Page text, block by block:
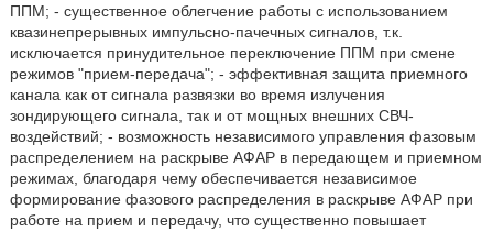
ППМ; - существенное облегчение работы с использованием
квазинепрерывных импульсно-пачечных сигналов, т.к.
исключается принудительное переключение ППМ при смене
режимов "прием-передача"; - эффективная защита приемного
канала как от сигнала развязки во время излучения
зондирующего сигнала, так и от мощных внешних СВЧ-
воздействий; - возможность независимого управления фазовым
распределением на раскрыве АФАР в передающем и приемном
режимах, благодаря чему обеспечивается независимое
формирование фазового распределения в раскрыве АФАР при
работе на прием и передачу, что существенно повышает